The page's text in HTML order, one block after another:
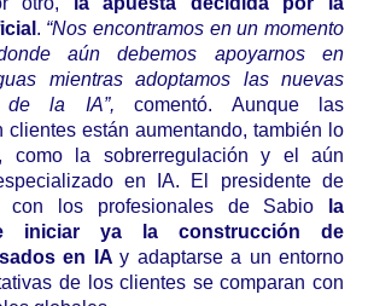
. “Nos encontramos en un momento
aún debemos apoyarnos en
mientras adoptamos las nuevas
de la IA”, comentó. Aunque las
clientes están aumentando, también lo
como la sobrerregulación y el aún
en IA. El presidente de
con los profesionales de Sabio
la
iniciar ya la construcción de
en IA y adaptarse a un entorno
de los clientes se comparan con